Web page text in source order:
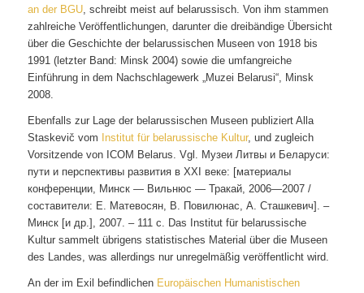
an der BGU, schreibt meist auf belarussisch. Von ihm stammen
zahlreiche Veröffentlichungen, darunter die dreibändige Übersicht
über die Geschichte der belarussischen Museen von 1918 bis
1991 (letzter Band: Minsk 2004) sowie die umfangreiche
Einführung in dem Nachschlagewerk „Muzei Belarusi“, Minsk
2008.
Ebenfalls zur Lage der belarussischen Museen publiziert Alla
Staskevič vom Institut für belarussische Kultur, und zugleich
Vorsitzende von ICOM Belarus. Vgl. Музеи Литвы и Беларуси:
пути и перспективы развития в XXI веке: [материалы
конференции, Минск ― Вильнюс ― Тракай, 2006―2007 /
составители: Е. Матевосян, В. Повилюнас, А. Сташкевич]. –
Минск [и др.], 2007. – 111 c. Das Institut für belarussische
Kultur sammelt übrigens statistisches Material über die Museen
des Landes, was allerdings nur unregelmäßig veröffentlicht wird.
An der im Exil befindlichen Europäischen Humanistischen